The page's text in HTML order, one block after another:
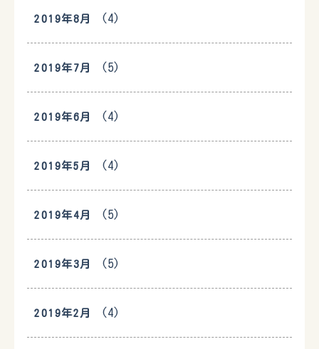
2019年8月 (4)
2019年7月 (5)
2019年6月 (4)
2019年5月 (4)
2019年4月 (5)
2019年3月 (5)
2019年2月 (4)